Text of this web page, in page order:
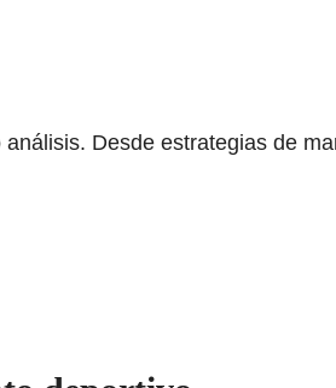
Desde estrategias de